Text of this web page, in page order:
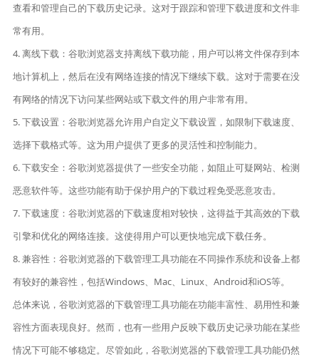
查看和管理自己的下载历史记录。这对于跟踪和管理下载进度和文件非
常有用。
4. 离线下载：谷歌浏览器支持离线下载功能，用户可以将文件保存到本
地计算机上，然后在没有网络连接的情况下继续下载。这对于需要在没
有网络的情况下访问某些网站或下载文件的用户非常有用。
5. 下载设置：谷歌浏览器允许用户自定义下载设置，如限制下载速度、
选择下载格式等。这为用户提供了更多的灵活性和控制能力。
6. 下载安全：谷歌浏览器提供了一些安全功能，如阻止可疑网站、检测
恶意软件等。这些功能有助于保护用户的下载过程免受恶意攻击。
7. 下载速度：谷歌浏览器的下载速度相对较快，这得益于其高效的下载
引擎和优化的网络连接。这使得用户可以更快地完成下载任务。
8. 兼容性：谷歌浏览器的下载管理工具功能在不同操作系统和设备上都
有较好的兼容性，包括Windows、Mac、Linux、Android和iOS等。
总体来说，谷歌浏览器的下载管理工具功能在功能丰富性、易用性和兼
容性方面表现良好。然而，也有一些用户反映下载历史记录功能在某些
情况下可能不够稳定。尽管如此，谷歌浏览器的下载管理工具功能仍然